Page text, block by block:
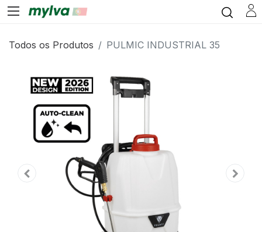
Todos os Produtos PULMIC INDUSTRIAL 35